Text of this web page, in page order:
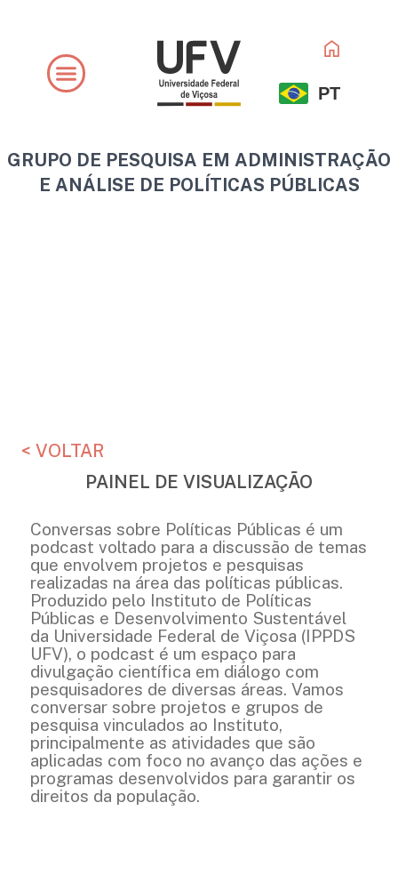
conteúdo
PT
GRUPO DE PESQUISA EM ADMINISTRAÇÃO
E ANÁLISE DE POLÍTICAS PÚBLICAS
< VOLTAR
PAINEL DE VISUALIZAÇÃO
Conversas sobre Políticas Públicas é um
podcast voltado para a discussão de temas
que envolvem projetos e pesquisas
realizadas na área das políticas públicas.
Produzido pelo Instituto de Políticas
Públicas e Desenvolvimento Sustentável
da Universidade Federal de Viçosa (IPPDS
UFV), o podcast é um espaço para
divulgação científica em diálogo com
pesquisadores de diversas áreas. Vamos
conversar sobre projetos e grupos de
pesquisa vinculados ao Instituto,
principalmente as atividades que são
aplicadas com foco no avanço das ações e
programas desenvolvidos para garantir os
direitos da população.